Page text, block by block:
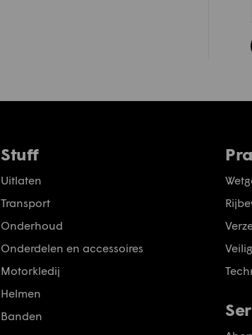
Stuff
Uitlaten
Transport
Onderhoud
Onderdelen en accessoires
Motorkledij
Helmen
Banden